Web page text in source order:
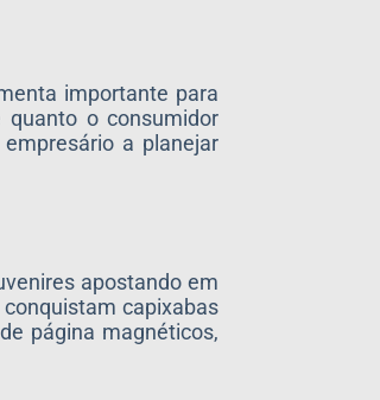
importante para
quanto o consumidor
a planejar
apostando em
capixabas
página magnéticos,